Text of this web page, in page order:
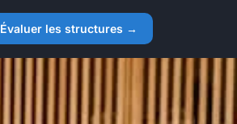
Évaluer les structures →